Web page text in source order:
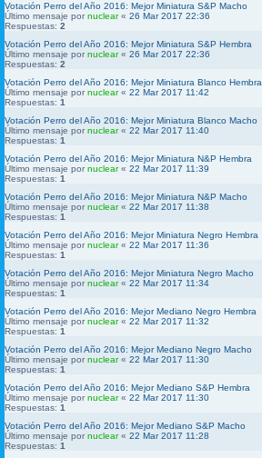
Votación Perro del Año 2016: Mejor Miniatura S&P Macho
Último mensaje por nuclear« 26 Mar 2017 22:36
Respuestas: 2
Votación Perro del Año 2016: Mejor Miniatura S&P Hembra
Último mensaje por nuclear« 26 Mar 2017 22:36
Respuestas: 2
Votación Perro del Año 2016: Mejor Miniatura Blanco Hembra
Último mensaje por nuclear« 22 Mar 2017 11:42
Respuestas: 1
Votación Perro del Año 2016: Mejor Miniatura Blanco Macho
Último mensaje por nuclear« 22 Mar 2017 11:40
Respuestas: 1
Votación Perro del Año 2016: Mejor Miniatura N&P Hembra
Último mensaje por nuclear« 22 Mar 2017 11:39
Respuestas: 1
Votación Perro del Año 2016: Mejor Miniatura N&P Macho
Último mensaje por nuclear« 22 Mar 2017 11:38
Respuestas: 1
Votación Perro del Año 2016: Mejor Miniatura Negro Hembra
Último mensaje por nuclear« 22 Mar 2017 11:36
Respuestas: 1
Votación Perro del Año 2016: Mejor Miniatura Negro Macho
Último mensaje por nuclear« 22 Mar 2017 11:34
Respuestas: 1
Votación Perro del Año 2016: Mejor Mediano Negro Hembra
Último mensaje por nuclear« 22 Mar 2017 11:32
Respuestas: 1
Votación Perro del Año 2016: Mejor Mediano Negro Macho
Último mensaje por nuclear« 22 Mar 2017 11:30
Respuestas: 1
Votación Perro del Año 2016: Mejor Mediano S&P Hembra
Último mensaje por nuclear« 22 Mar 2017 11:30
Respuestas: 1
Votación Perro del Año 2016: Mejor Mediano S&P Macho
Último mensaje por nuclear« 22 Mar 2017 11:28
Respuestas: 1